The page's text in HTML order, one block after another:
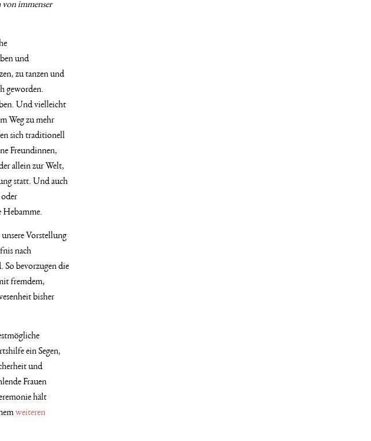
von immenser
und
zu tanzen und
geworden.
Und vielleicht
Weg zu mehr
sich traditionell
Freundinnen,
allein zur Welt,
statt. Und auch
Hebamme.
Vorstellung
nach
So bevorzugen die
fremdem,
bisher
ein Segen,
und
Frauen
hält
weiteren